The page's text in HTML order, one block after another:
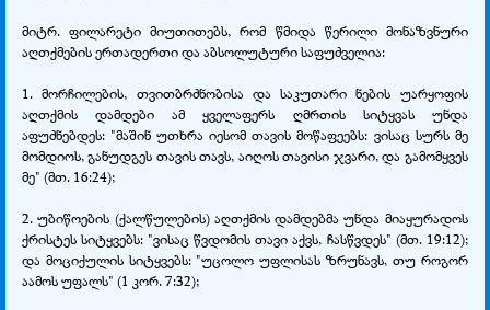
მიტრ. ფილარეტი მიუთითებს, რომ წმიდა წერილი მონაზვნური
აღთქმების ერთადერთი და აბსოლუტური საფუძველია:
1. მორჩილების, თვითბრძნობისა და საკუთარი ნების უარყოფის
აღთქმის დამდები ამ ყველაფერს ღმრთის სიტყვას უნდა
აფუძნებდეს: "მაშინ უთხრა იესომ თავის მოწაფეებს: ვისაც სურს მე
მომდიოს, განუდგეს თავის თავს, აიღოს თავისი ჯვარი, და გამომყვეს
მე" (მთ. 16:24);
2. უბიწოების (ქალწულების) აღთქმის დამდებმა უნდა მიაყურადოს
ქრისტეს სიტყვებს: "ვისაც წვდომის თავი აქვს, ჩასწვდეს" (მთ. 19:12);
და მოციქულის სიტყვებს: "უცოლო უფლისას ზრუნავს, თუ როგორ
აამოს უფალს" (1 კორ. 7:32);